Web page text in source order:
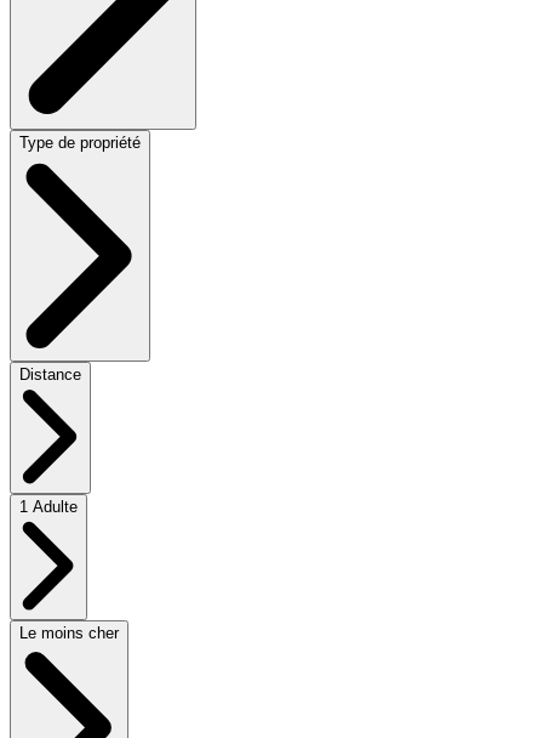
Type de propriété
Distance
1 Adulte
Le moins cher